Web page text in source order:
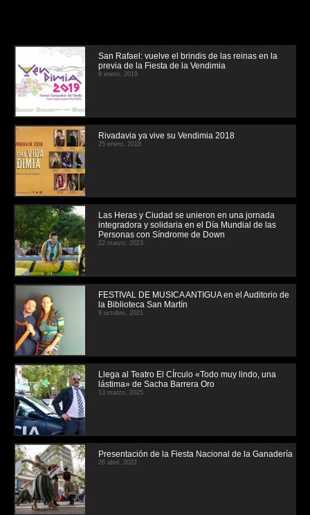
San Rafael: vuelve el brindis de las reinas en la
previa de la Fiesta de la Vendimia
9 enero, 2019
Rivadavia ya vive su Vendimia 2018
25 enero, 2018
Las Heras y Ciudad se unieron en una jornada
integradora y solidaria en el Día Mundial de las
Personas con Síndrome de Down
22 marzo, 2023
FESTIVAL DE MUSICA ANTIGUA en el Auditorio de
la Biblioteca San Martín
9 octubre, 2021
Llega al Teatro El CÍrculo «Todo muy lindo, una
lástima» de Sacha Barrera Oro
13 marzo, 2025
Presentación de la Fiesta Nacional de la Ganadería
26 abril, 2022